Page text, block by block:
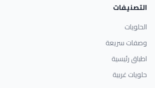
التصنيفات
الحلويات
وصفات سريعة
اطباق رئيسية
حلويات غربية